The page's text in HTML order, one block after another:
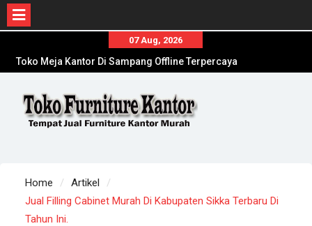
content
07 Aug, 2026
Toko Meja Kantor Di Sampang Offline Terpercaya
Distributor Kursi Kantor Murah Di Jombang
Agen Meja Kantor Di Lumajang Online
Terpercaya
Home
Artikel
Jual Filling Cabinet Murah Di Kabupaten Sikka Terbaru Di
Tahun Ini.